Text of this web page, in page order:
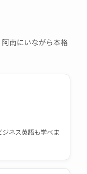
南にいながら本格
ネス英語も学べま